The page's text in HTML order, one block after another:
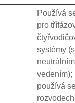
Používá
pro
systémy (s
neutrálním
vedením);
používá
rozvodech